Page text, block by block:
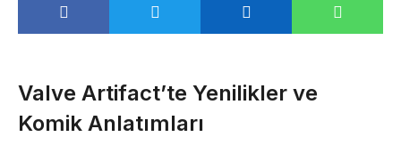
Valve Artifact’te Yenilikler ve
Komik Anlatımları